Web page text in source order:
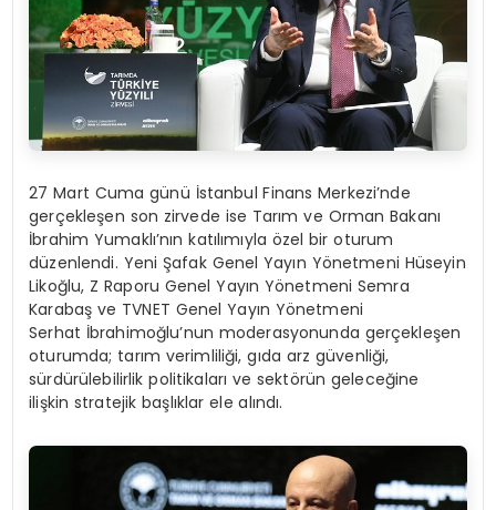
27 Mart Cuma günü İstanbul Finans Merkezi’nde
gerçekleşen son zirvede ise Tarım ve Orman Bakanı
İbrahim Yumaklı’nın katılımıyla özel bir oturum
düzenlendi. Yeni Şafak Genel Yayın Yönetmeni Hüseyin
Likoğlu, Z Raporu Genel Yayın Yönetmeni Semra
Karabaş ve TVNET Genel Yayın Yönetmeni
Serhat İbrahimoğlu’nun moderasyonunda gerçekleşen
oturumda; tarım verimliliği, gıda arz güvenliği,
sürdürülebilirlik politikaları ve sektörün geleceğine
ilişkin stratejik başlıklar ele alındı.